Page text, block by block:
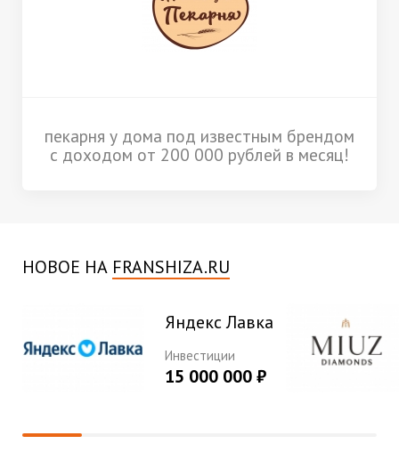
пекарня у дома под известным брендом
с доходом от 200 000 рублей в месяц!
НОВОЕ НА FRANSHIZA.RU
Яндекс Лавка
Инвестиции
15 000 000 ₽